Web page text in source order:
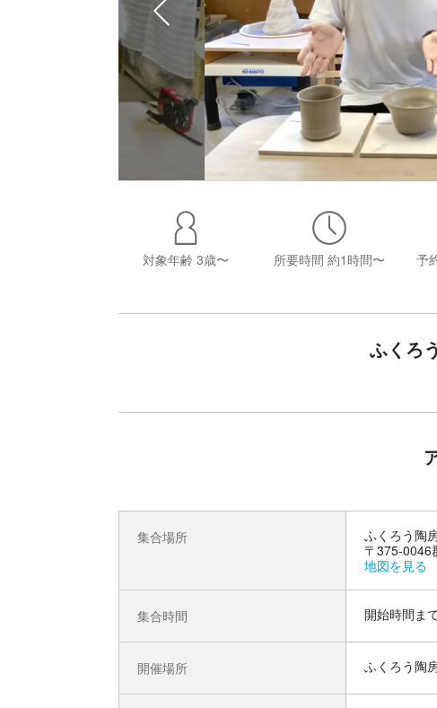
対象年齢 3歳〜 所要時間 約1時間〜 予
ふくろ
集合場所
ふくろう陶
〒375-0046
地図を見る
集合時間 開始時間ま
開催場所 ふくろう陶